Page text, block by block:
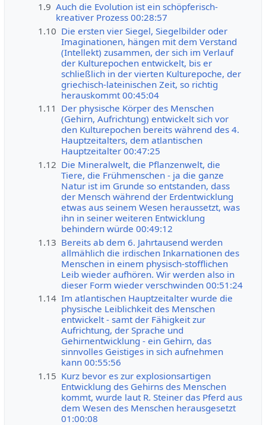
1.9 Auch die Evolution ist ein schöpferisch-
kreativer Prozess 00:28:57
1.10 Die ersten vier Siegel, Siegelbilder oder
Imaginationen, hängen mit dem Verstand
(Intellekt) zusammen, der sich im Verlauf
der Kulturepochen entwickelt, bis er
schließlich in der vierten Kulturepoche, der
griechisch-lateinischen Zeit, so richtig
herauskommt 00:45:04
1.11 Der physische Körper des Menschen
(Gehirn, Aufrichtung) entwickelt sich vor
den Kulturepochen bereits während des 4.
Hauptzeitalters, dem atlantischen
Hauptzeitalter 00:47:25
1.12 Die Mineralwelt, die Pflanzenwelt, die
Tiere, die Frühmenschen - ja die ganze
Natur ist im Grunde so entstanden, dass
der Mensch während der Erdentwicklung
etwas aus seinem Wesen heraussetzt, was
ihn in seiner weiteren Entwicklung
behindern würde 00:49:12
1.13 Bereits ab dem 6. Jahrtausend werden
allmählich die irdischen Inkarnationen des
Menschen in einem physisch-stofflichen
Leib wieder aufhören. Wir werden also in
dieser Form wieder verschwinden 00:51:24
1.14 Im atlantischen Hauptzeitalter wurde die
physische Leiblichkeit des Menschen
entwickelt - samt der Fähigkeit zur
Aufrichtung, der Sprache und
Gehirnentwicklung - ein Gehirn, das
sinnvolles Geistiges in sich aufnehmen
kann 00:55:56
1.15 Kurz bevor es zur explosionsartigen
Entwicklung des Gehirns des Menschen
kommt, wurde laut R. Steiner das Pferd aus
dem Wesen des Menschen herausgesetzt
01:00:08